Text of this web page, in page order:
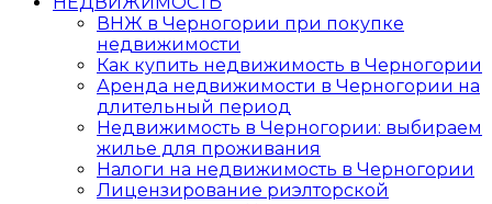
ВНЖ в Черногории при покупке
недвижимости
Как купить недвижимость в Черногории
Аренда недвижимости в Черногории на
длительный период
Недвижимость в Черногории: выбираем
жилье для проживания
Налоги на недвижимость в Черногории
Лицензирование риэлторской